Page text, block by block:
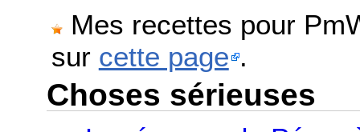
Mes recettes pour
sur cette page .
Choses sérieuses